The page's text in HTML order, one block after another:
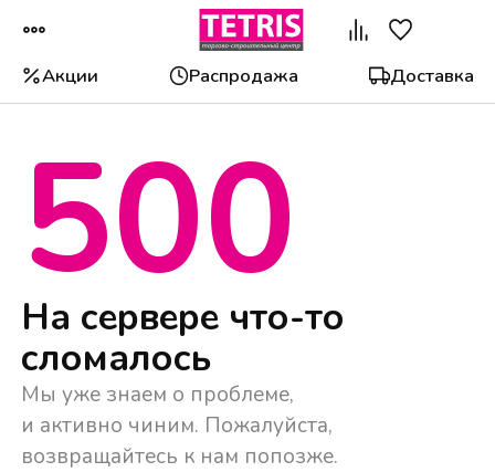
Акции Распродажа Доставка
500
На сервере что-то
сломалось
Мы уже знаем о проблеме,
и активно чиним. Пожалуйста,
возвращайтесь к нам попозже.